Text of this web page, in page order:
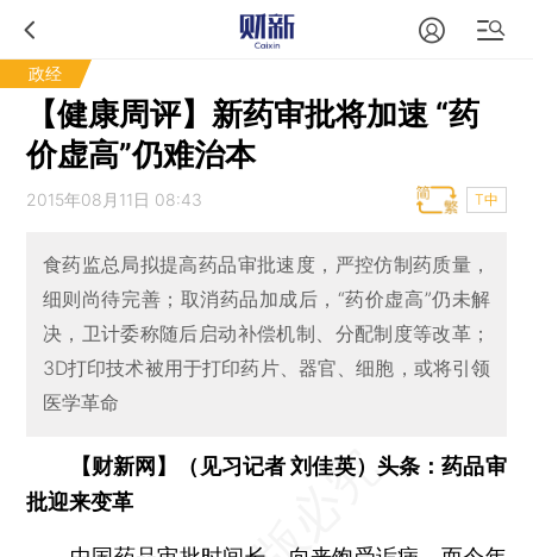
政经
【健康周评】新药审批将加速 “药
价虚高”仍难治本
2015年08月11日 08:43 T中
食药监总局拟提高药品审批速度，严控仿制药质量，
细则尚待完善；取消药品加成后，“药价虚高”仍未解
决，卫计委称随后启动补偿机制、分配制度等改革；
3D打印技术被用于打印药片、器官、细胞，或将引领
医学革命
【财新网】（见习记者 刘佳英）头条：药品审
批迎来变革